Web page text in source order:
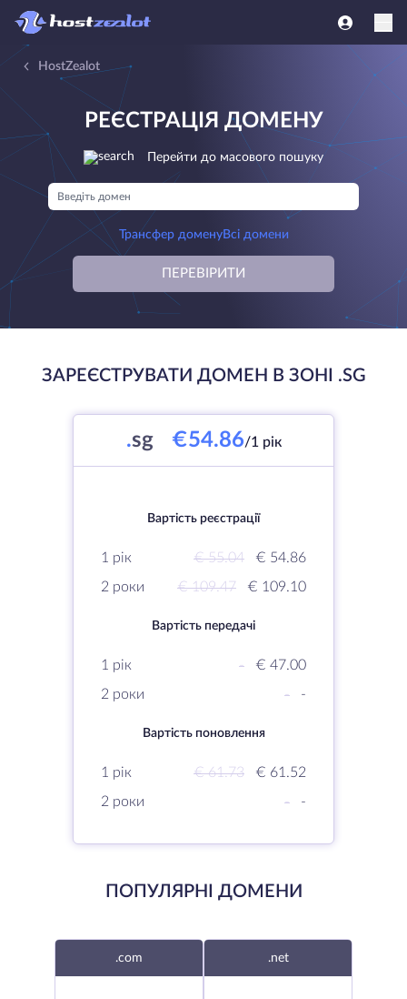
HostZealot
РЕЄСТРАЦІЯ ДОМЕНУ
Перейти до масового пошуку
Трансфер доменуВсі домени
ПЕРЕВІРИТИ
ЗАРЕЄСТРУВАТИ ДОМЕН В ЗОНІ .SG
.sg €54.86/1 рік
Вартість реєстрації
1 рік € 55.04
€ 54.86
2 роки
€ 109.47 € 109.10
Вартість передачі
1 рік -
€ 47.00
2 роки
- -
Вартість поновлення
1 рік € 61.73
€ 61.52
2 роки
- -
ПОПУЛЯРНІ ДОМЕНИ
.com .net